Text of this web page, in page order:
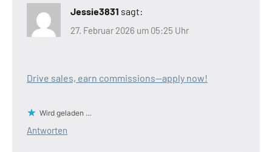
Jessie3831 sagt:
27. Februar 2026 um 05:25 Uhr
Drive sales, earn commissions—apply now!
Wird geladen …
Antworten